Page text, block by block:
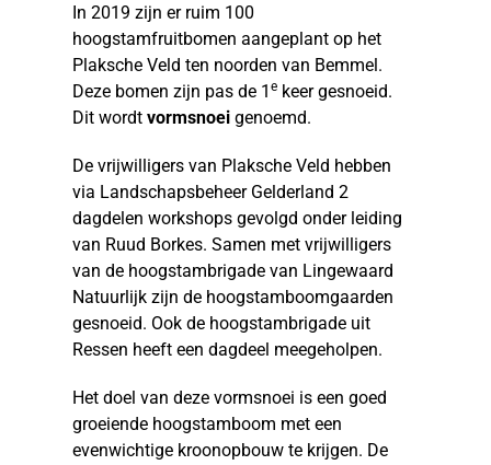
In 2019 zijn er ruim 100
hoogstamfruitbomen aangeplant op het
Plaksche Veld ten noorden van Bemmel.
Deze bomen zijn pas de 1e keer gesnoeid.
Dit wordtvormsnoei genoemd.
De vrijwilligers van Plaksche Veld hebben
via Landschapsbeheer Gelderland 2
dagdelen workshops gevolgd onder leiding
van Ruud Borkes. Samen met vrijwilligers
van de hoogstambrigade van Lingewaard
Natuurlijk zijn de hoogstamboomgaarden
gesnoeid. Ook de hoogstambrigade uit
Ressen heeft een dagdeel meegeholpen.
Het doel van deze vormsnoei is een goed
groeiende hoogstamboom met een
evenwichtige kroonopbouw te krijgen. De